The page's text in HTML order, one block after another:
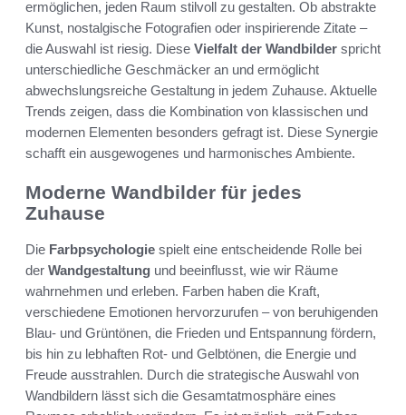
ermöglichen, jeden Raum stilvoll zu gestalten. Ob abstrakte
Kunst, nostalgische Fotografien oder inspirierende Zitate –
die Auswahl ist riesig. Diese Vielfalt der Wandbilder spricht
unterschiedliche Geschmäcker an und ermöglicht
abwechslungsreiche Gestaltung in jedem Zuhause. Aktuelle
Trends zeigen, dass die Kombination von klassischen und
modernen Elementen besonders gefragt ist. Diese Synergie
schafft ein ausgewogenes und harmonisches Ambiente.
Moderne Wandbilder für jedes
Zuhause
Die Farbpsychologie spielt eine entscheidende Rolle bei
der Wandgestaltung und beeinflusst, wie wir Räume
wahrnehmen und erleben. Farben haben die Kraft,
verschiedene Emotionen hervorzurufen – von beruhigenden
Blau- und Grüntönen, die Frieden und Entspannung fördern,
bis hin zu lebhaften Rot- und Gelbtönen, die Energie und
Freude ausstrahlen. Durch die strategische Auswahl von
Wandbildern lässt sich die Gesamtatmosphäre eines